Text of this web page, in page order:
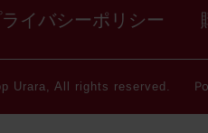
イバシーポリシー
Urara, All rights reserved.